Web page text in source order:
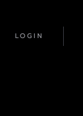
LOGIN